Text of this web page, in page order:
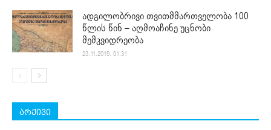
ადგილობრივი თვითმმართველობა 100
წლის წინ – აღმოაჩინე უცნობი
მემკვიდრეობა
23.11.2019. 01:31
არქივი